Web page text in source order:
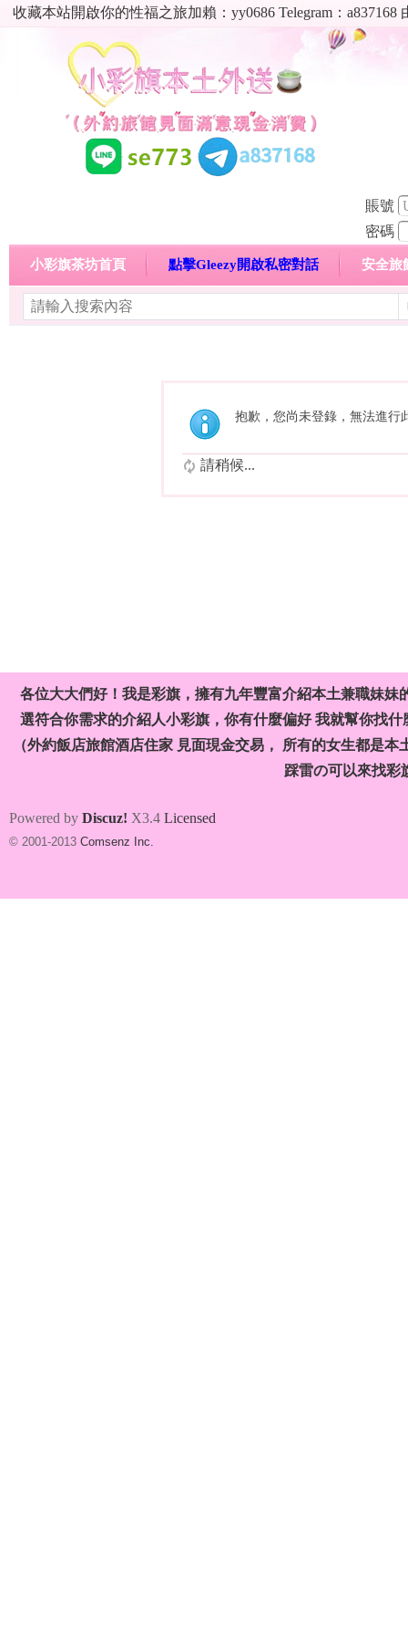
收藏本站開啟你的性福之旅加賴：yy0686 Telegram：
賬號
密碼
小彩旗茶坊首頁 點擊Gleezy開啟私密對話 安全旅
抱歉，您尚未登錄，無法進行
請稍候...
各位大大們好！我是彩旗，擁有九年豐富介紹本土兼職妹
選符合你需求的介紹人小彩旗，你有什麼偏好 我就幫你找
（外約飯店旅館酒店住家 見面現金交易， 所有的女生都是
踩雷の可以來找彩
Powered by Discuz! X3.4 Licensed
© 2001-2013 Comsenz Inc.